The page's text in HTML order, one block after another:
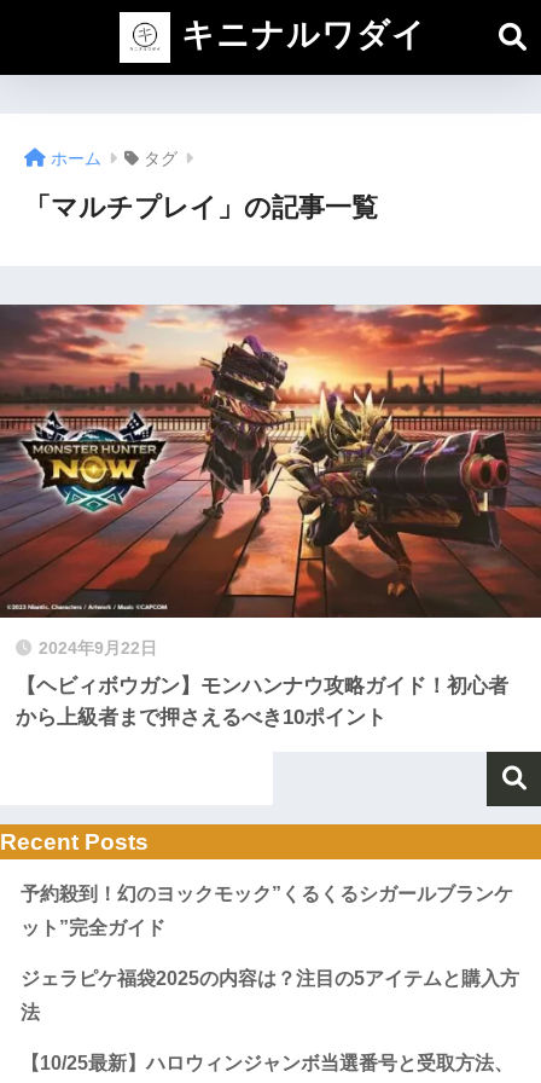
キニナルワダイ
ホーム タグ
「マルチプレイ」の記事一覧
2024年9月22日
【ヘビィボウガン】モンハンナウ攻略ガイド！初心者
から上級者まで押さえるべき10ポイント
Recent Posts
予約殺到！幻のヨックモック”くるくるシガールブランケ
ット”完全ガイド
ジェラピケ福袋2025の内容は？注目の5アイテムと購入方
法
【10/25最新】ハロウィンジャンボ当選番号と受取方法、